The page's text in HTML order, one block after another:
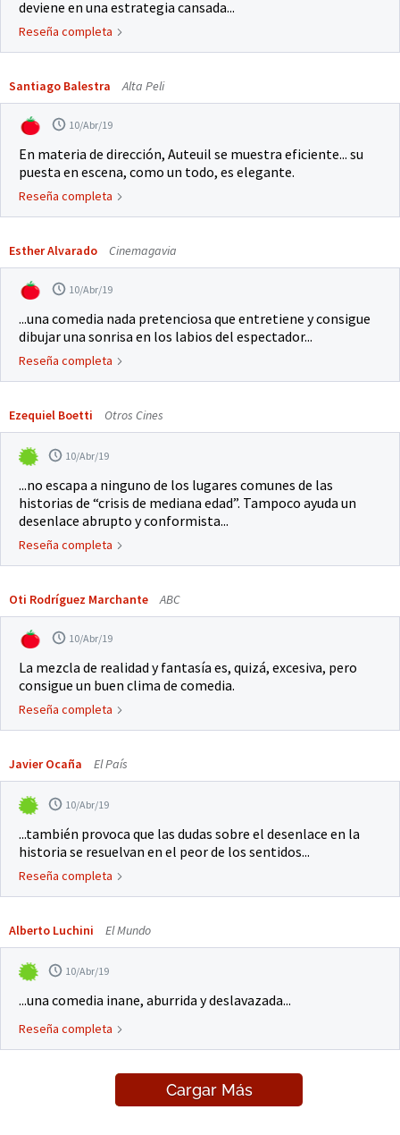
deviene en una estrategia cansada...
Reseña completa
Santiago Balestra Alta Peli
10/Abr/19
En materia de dirección, Auteuil se muestra eficiente... su
puesta en escena, como un todo, es elegante.
Reseña completa
Esther Alvarado Cinemagavia
10/Abr/19
...una comedia nada pretenciosa que entretiene y consigue
dibujar una sonrisa en los labios del espectador...
Reseña completa
Ezequiel Boetti Otros Cines
10/Abr/19
...no escapa a ninguno de los lugares comunes de las
historias de “crisis de mediana edad”. Tampoco ayuda un
desenlace abrupto y conformista...
Reseña completa
Oti Rodríguez Marchante ABC
10/Abr/19
La mezcla de realidad y fantasía es, quizá, excesiva, pero
consigue un buen clima de comedia.
Reseña completa
Javier Ocaña El País
10/Abr/19
...también provoca que las dudas sobre el desenlace en la
historia se resuelvan en el peor de los sentidos...
Reseña completa
Alberto Luchini El Mundo
10/Abr/19
...una comedia inane, aburrida y deslavazada...
Reseña completa
Cargar Más